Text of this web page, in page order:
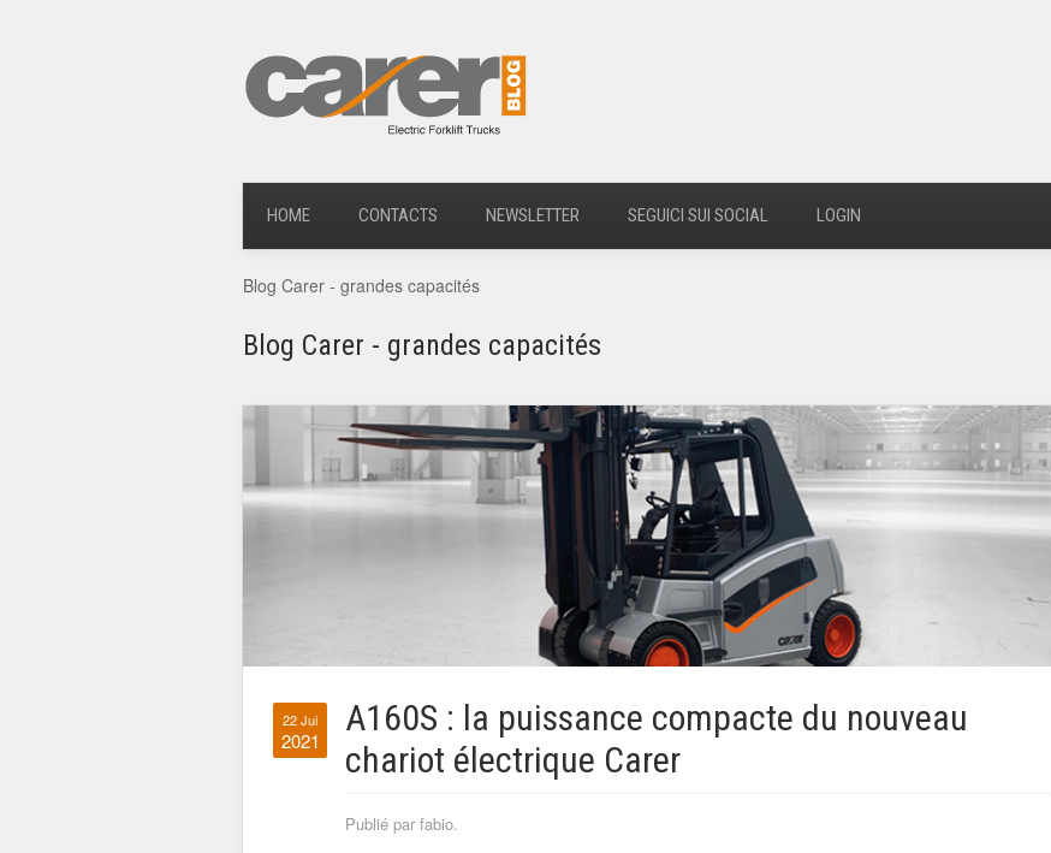
HOME CONTACTS NEWSLETTER SEGUICI SUI SOCIAL LOGIN
Blog Carer - grandes capacités
Blog Carer - grandes capacités
22 Jui
2021
A160S : la puissance compacte du nouveau
chariot électrique Carer
Publié par fabio.